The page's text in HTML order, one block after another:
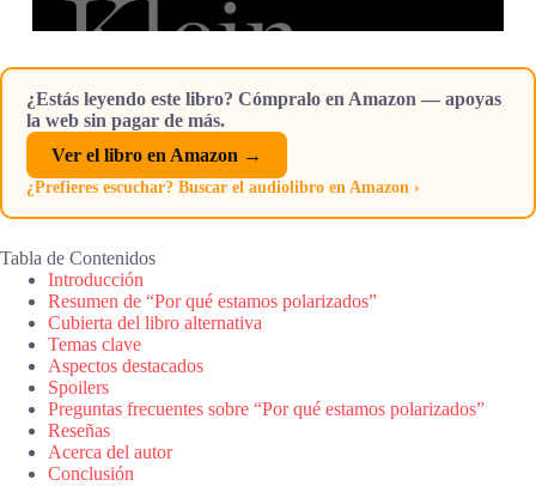
¿Estás leyendo este libro? Cómpralo en Amazon — apoyas
la web sin pagar de más.
Ver el libro en Amazon →
¿Prefieres escuchar? Buscar el audiolibro en Amazon ›
Tabla de Contenidos
Introducción
Resumen de “Por qué estamos polarizados”
Cubierta del libro alternativa
Temas clave
Aspectos destacados
Spoilers
Preguntas frecuentes sobre “Por qué estamos polarizados”
Reseñas
Acerca del autor
Conclusión